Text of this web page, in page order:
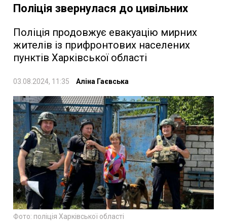
Поліція звернулася до цивільних
Поліція продовжує евакуацію мирних
жителів із прифронтових населених
пунктів Харківської області
03.08.2024, 11:35 Аліна Гаєвська
Фото: поліція Харківської області